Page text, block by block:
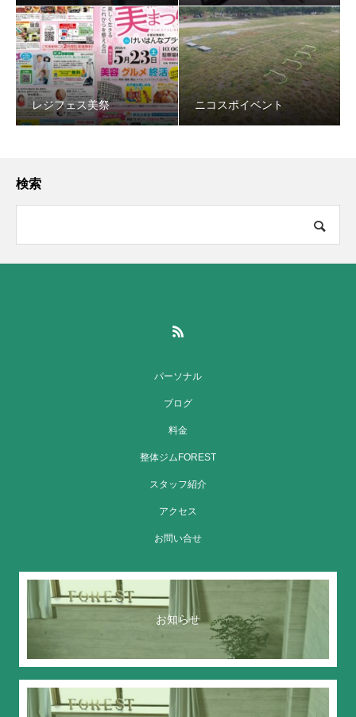
レジフェス美祭 ニコスポイベント
検索
パーソナル
ブログ
料金
整体ジムFOREST
スタッフ紹介
アクセス
お問い合せ
お知らせ